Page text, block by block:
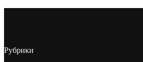
Рубрики